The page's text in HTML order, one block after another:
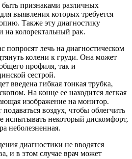
признаками различных
выявления которых требуется
Также эту диагностику
на колоректальный рак.
попросят лечь на диагностическом
колени к груди. Она может
профиля, так и
сестрой.
введена гибкая тонкая трубка,
На конце ее находится легкая
изображение на монитор.
подаваться воздух, чтобы облегчить
испытывать некоторый дискомфорт,
неболезненная.
диагностики не вводятся
и в этом случае врач может